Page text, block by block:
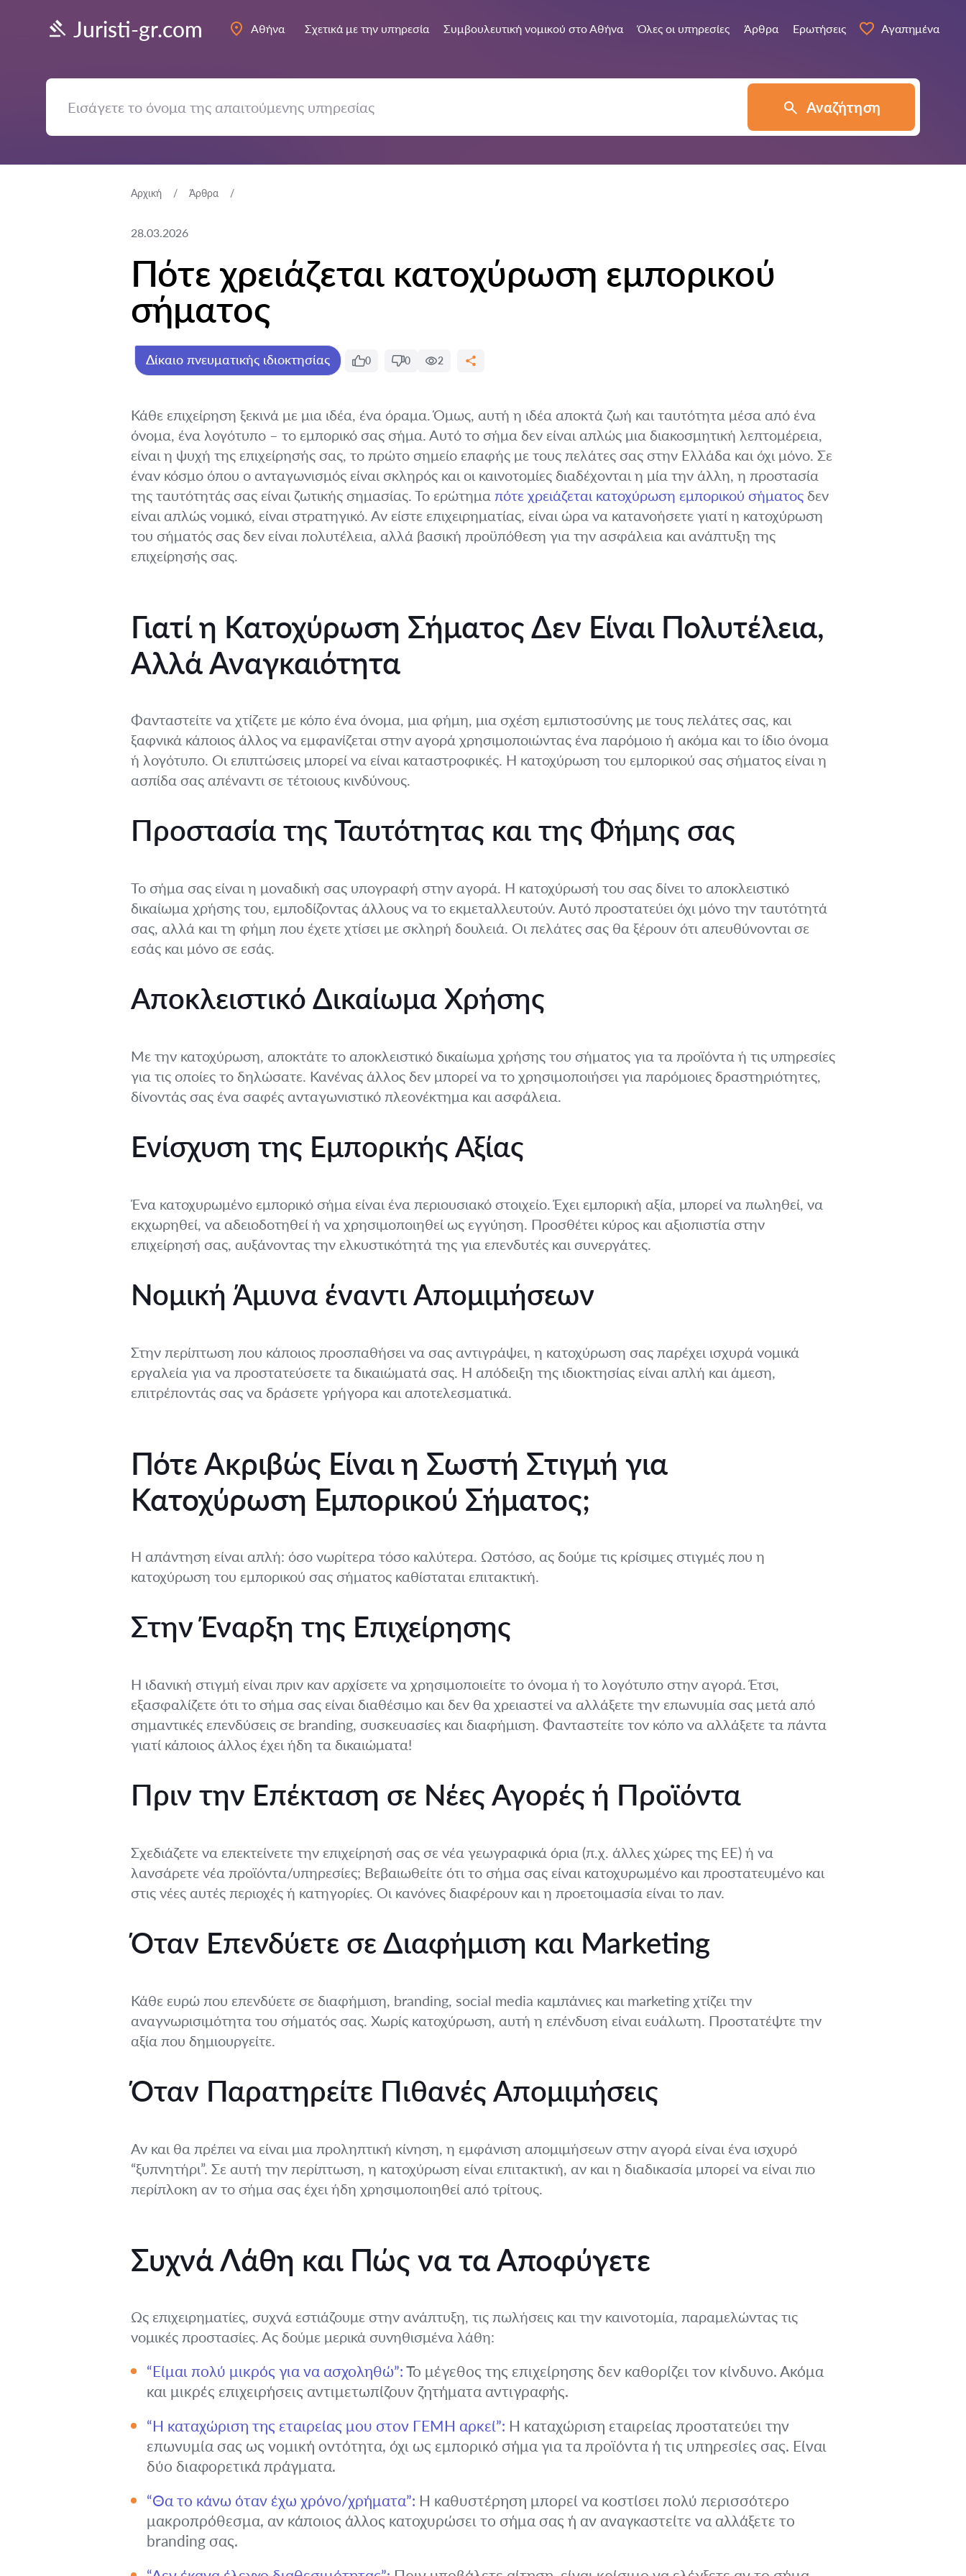
Juristi-gr.com Αθήνα Σχετικά με την υπηρεσία Συμβουλευτική νομικού στο Αθήνα Όλες οι υπηρεσίες Άρθρα Ερωτήσεις Αγαπημένα
Αναζήτηση
Αρχική Άρθρα
28.03.2026
Πότε χρειάζεται κατοχύρωση εμπορικού
σήματος
Δίκαιο πνευματικής ιδιοκτησίας 0 0 2
Κάθε επιχείρηση ξεκινά με μια ιδέα, ένα όραμα. Όμως, αυτή η ιδέα αποκτά ζωή και ταυτότητα μέσα από ένα
όνομα, ένα λογότυπο – το εμπορικό σας σήμα. Αυτό το σήμα δεν είναι απλώς μια διακοσμητική λεπτομέρεια,
είναι η ψυχή της επιχείρησής σας, το πρώτο σημείο επαφής με τους πελάτες σας στην Ελλάδα και όχι μόνο. Σε
έναν κόσμο όπου ο ανταγωνισμός είναι σκληρός και οι καινοτομίες διαδέχονται η μία την άλλη, η προστασία
της ταυτότητάς σας είναι ζωτικής σημασίας. Το ερώτημα πότε χρειάζεται κατοχύρωση εμπορικού σήματος δεν
είναι απλώς νομικό, είναι στρατηγικό. Αν είστε επιχειρηματίας, είναι ώρα να κατανοήσετε γιατί η κατοχύρωση
του σήματός σας δεν είναι πολυτέλεια, αλλά βασική προϋπόθεση για την ασφάλεια και ανάπτυξη της
επιχείρησής σας.
Γιατί η Κατοχύρωση Σήματος Δεν Είναι Πολυτέλεια,
Αλλά Αναγκαιότητα
Φανταστείτε να χτίζετε με κόπο ένα όνομα, μια φήμη, μια σχέση εμπιστοσύνης με τους πελάτες σας, και
ξαφνικά κάποιος άλλος να εμφανίζεται στην αγορά χρησιμοποιώντας ένα παρόμοιο ή ακόμα και το ίδιο όνομα
ή λογότυπο. Οι επιπτώσεις μπορεί να είναι καταστροφικές. Η κατοχύρωση του εμπορικού σας σήματος είναι η
ασπίδα σας απέναντι σε τέτοιους κινδύνους.
Προστασία της Ταυτότητας και της Φήμης σας
Το σήμα σας είναι η μοναδική σας υπογραφή στην αγορά. Η κατοχύρωσή του σας δίνει το αποκλειστικό
δικαίωμα χρήσης του, εμποδίζοντας άλλους να το εκμεταλλευτούν. Αυτό προστατεύει όχι μόνο την ταυτότητά
σας, αλλά και τη φήμη που έχετε χτίσει με σκληρή δουλειά. Οι πελάτες σας θα ξέρουν ότι απευθύνονται σε
εσάς και μόνο σε εσάς.
Αποκλειστικό Δικαίωμα Χρήσης
Με την κατοχύρωση, αποκτάτε το αποκλειστικό δικαίωμα χρήσης του σήματος για τα προϊόντα ή τις υπηρεσίες
για τις οποίες το δηλώσατε. Κανένας άλλος δεν μπορεί να το χρησιμοποιήσει για παρόμοιες δραστηριότητες,
δίνοντάς σας ένα σαφές ανταγωνιστικό πλεονέκτημα και ασφάλεια.
Ενίσχυση της Εμπορικής Αξίας
Ένα κατοχυρωμένο εμπορικό σήμα είναι ένα περιουσιακό στοιχείο. Έχει εμπορική αξία, μπορεί να πωληθεί, να
εκχωρηθεί, να αδειοδοτηθεί ή να χρησιμοποιηθεί ως εγγύηση. Προσθέτει κύρος και αξιοπιστία στην
επιχείρησή σας, αυξάνοντας την ελκυστικότητά της για επενδυτές και συνεργάτες.
Νομική Άμυνα έναντι Απομιμήσεων
Στην περίπτωση που κάποιος προσπαθήσει να σας αντιγράψει, η κατοχύρωση σας παρέχει ισχυρά νομικά
εργαλεία για να προστατεύσετε τα δικαιώματά σας. Η απόδειξη της ιδιοκτησίας είναι απλή και άμεση,
επιτρέποντάς σας να δράσετε γρήγορα και αποτελεσματικά.
Πότε Ακριβώς Είναι η Σωστή Στιγμή για
Κατοχύρωση Εμπορικού Σήματος;
Η απάντηση είναι απλή: όσο νωρίτερα τόσο καλύτερα. Ωστόσο, ας δούμε τις κρίσιμες στιγμές που η
κατοχύρωση του εμπορικού σας σήματος καθίσταται επιτακτική.
Στην Έναρξη της Επιχείρησης
Η ιδανική στιγμή είναι πριν καν αρχίσετε να χρησιμοποιείτε το όνομα ή το λογότυπο στην αγορά. Έτσι,
εξασφαλίζετε ότι το σήμα σας είναι διαθέσιμο και δεν θα χρειαστεί να αλλάξετε την επωνυμία σας μετά από
σημαντικές επενδύσεις σε branding, συσκευασίες και διαφήμιση. Φανταστείτε τον κόπο να αλλάξετε τα πάντα
γιατί κάποιος άλλος έχει ήδη τα δικαιώματα!
Πριν την Επέκταση σε Νέες Αγορές ή Προϊόντα
Σχεδιάζετε να επεκτείνετε την επιχείρησή σας σε νέα γεωγραφικά όρια (π.χ. άλλες χώρες της ΕΕ) ή να
λανσάρετε νέα προϊόντα/υπηρεσίες; Βεβαιωθείτε ότι το σήμα σας είναι κατοχυρωμένο και προστατευμένο και
στις νέες αυτές περιοχές ή κατηγορίες. Οι κανόνες διαφέρουν και η προετοιμασία είναι το παν.
Όταν Επενδύετε σε Διαφήμιση και Marketing
Κάθε ευρώ που επενδύετε σε διαφήμιση, branding, social media καμπάνιες και marketing χτίζει την
αναγνωρισιμότητα του σήματός σας. Χωρίς κατοχύρωση, αυτή η επένδυση είναι ευάλωτη. Προστατέψτε την
αξία που δημιουργείτε.
Όταν Παρατηρείτε Πιθανές Απομιμήσεις
Αν και θα πρέπει να είναι μια προληπτική κίνηση, η εμφάνιση απομιμήσεων στην αγορά είναι ένα ισχυρό
“ξυπνητήρι”. Σε αυτή την περίπτωση, η κατοχύρωση είναι επιτακτική, αν και η διαδικασία μπορεί να είναι πιο
περίπλοκη αν το σήμα σας έχει ήδη χρησιμοποιηθεί από τρίτους.
Συχνά Λάθη και Πώς να τα Αποφύγετε
Ως επιχειρηματίες, συχνά εστιάζουμε στην ανάπτυξη, τις πωλήσεις και την καινοτομία, παραμελώντας τις
νομικές προστασίες. Ας δούμε μερικά συνηθισμένα λάθη:
“Είμαι πολύ μικρός για να ασχοληθώ”: Το μέγεθος της επιχείρησης δεν καθορίζει τον κίνδυνο. Ακόμα
και μικρές επιχειρήσεις αντιμετωπίζουν ζητήματα αντιγραφής.
“Η καταχώριση της εταιρείας μου στον ΓΕΜΗ αρκεί”: Η καταχώριση εταιρείας προστατεύει την
επωνυμία σας ως νομική οντότητα, όχι ως εμπορικό σήμα για τα προϊόντα ή τις υπηρεσίες σας. Είναι
δύο διαφορετικά πράγματα.
“Θα το κάνω όταν έχω χρόνο/χρήματα”: Η καθυστέρηση μπορεί να κοστίσει πολύ περισσότερο
μακροπρόθεσμα, αν κάποιος άλλος κατοχυρώσει το σήμα σας ή αν αναγκαστείτε να αλλάξετε το
branding σας.